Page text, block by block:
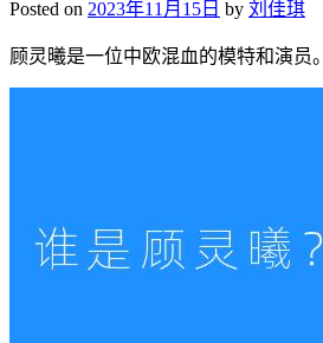
Posted on 2023年11月15日 by 刘佳琪
顾灵曦是一位中欧混血的模特和演员。